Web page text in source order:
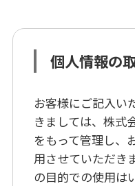
個人情報の
お客様にご記入い
きましては、株式
をもって管理し、
用させていただき
の目的での使用は